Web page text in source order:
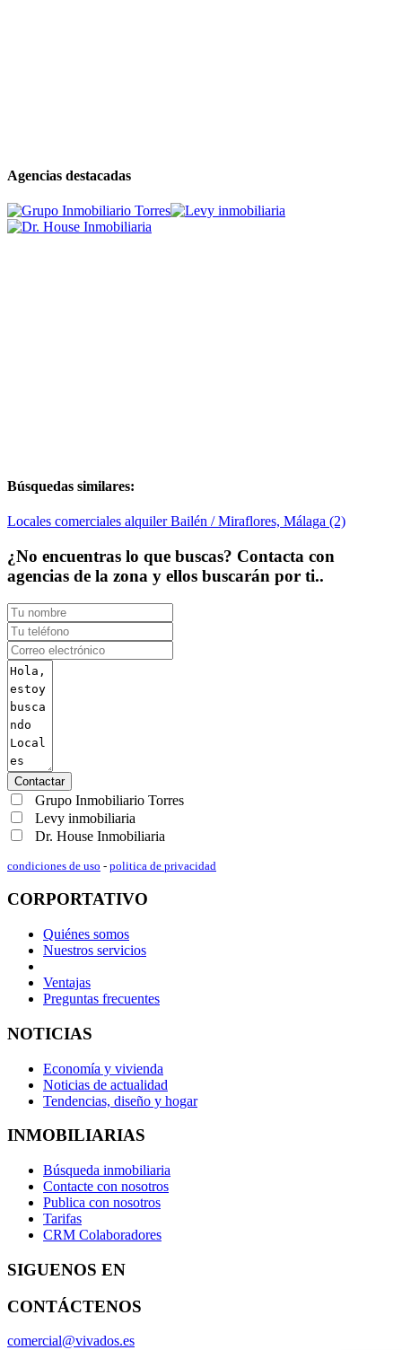
Agencias destacadas
Búsquedas similares:
Locales comerciales alquiler Bailén / Miraflores, Málaga (2)
¿No encuentras lo que buscas? Contacta con
agencias de la zona y ellos buscarán por ti..
Contactar
Grupo Inmobiliario Torres
Levy inmobiliaria
Dr. House Inmobiliaria
condiciones de uso - politica de privacidad
CORPORTATIVO
Quiénes somos
Nuestros servicios
Ventajas
Preguntas frecuentes
NOTICIAS
Economía y vivienda
Noticias de actualidad
Tendencias, diseño y hogar
INMOBILIARIAS
Búsqueda inmobiliaria
Contacte con nosotros
Publica con nosotros
Tarifas
CRM Colaboradores
SIGUENOS EN
CONTÁCTENOS
comercial@vivados.es